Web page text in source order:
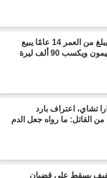
"مراهق يبلغ من العمر 14 عامًا يبيع
عصير الليمون ويكسب 90 ألف ليرة
تشاي، اعتراف بارد
القاتل: ما رواه جعل الدم
يسقط على قضبان